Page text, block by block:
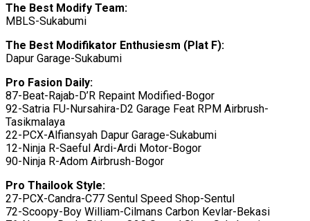
The Best Modify Team:
MBLS-Sukabumi
The Best Modifikator Enthusiesm (Plat F):
Dapur Garage-Sukabumi
Pro Fasion Daily:
87-Beat-Rajab-D’R Repaint Modified-Bogor
92-Satria FU-Nursahira-D2 Garage Feat RPM Airbrush-
Tasikmalaya
22-PCX-Alfiansyah Dapur Garage-Sukabumi
12-Ninja R-Saeful Ardi-Ardi Motor-Bogor
90-Ninja R-Adom Airbrush-Bogor
Pro Thailook Style:
27-PCX-Candra-C77 Sentul Speed Shop-Sentul
72-Scoopy-Boy William-Cilmans Carbon Kevlar-Bekasi